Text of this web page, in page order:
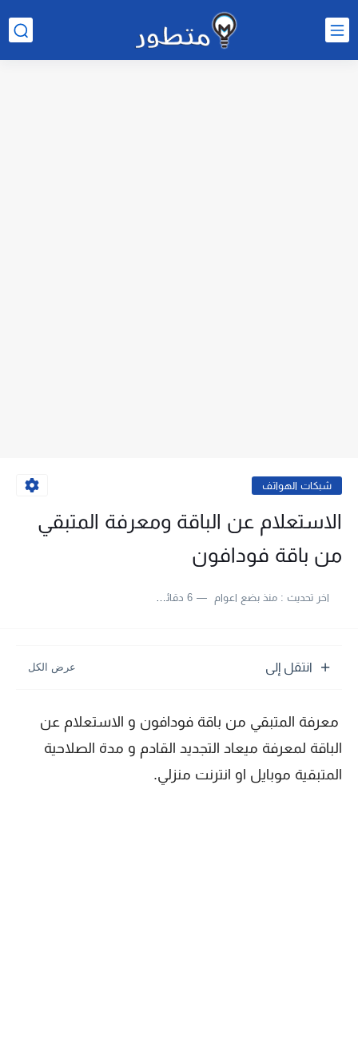
شبكات الهواتف
الاستعلام عن الباقة ومعرفة المتبقي
من باقة فودافون
اخر تحديث :منذ بضع اعوام 6 دقائق للقراءة
انتقل إلى
معرفة المتبقي من باقة فودافون و الاستعلام عن
الباقة لمعرفة ميعاد التجديد القادم و مدة الصلاحية
المتبقية موبايل او انترنت منزلي.